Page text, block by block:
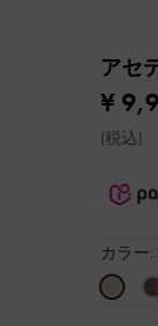
アセ
¥
(税込)
カラー: